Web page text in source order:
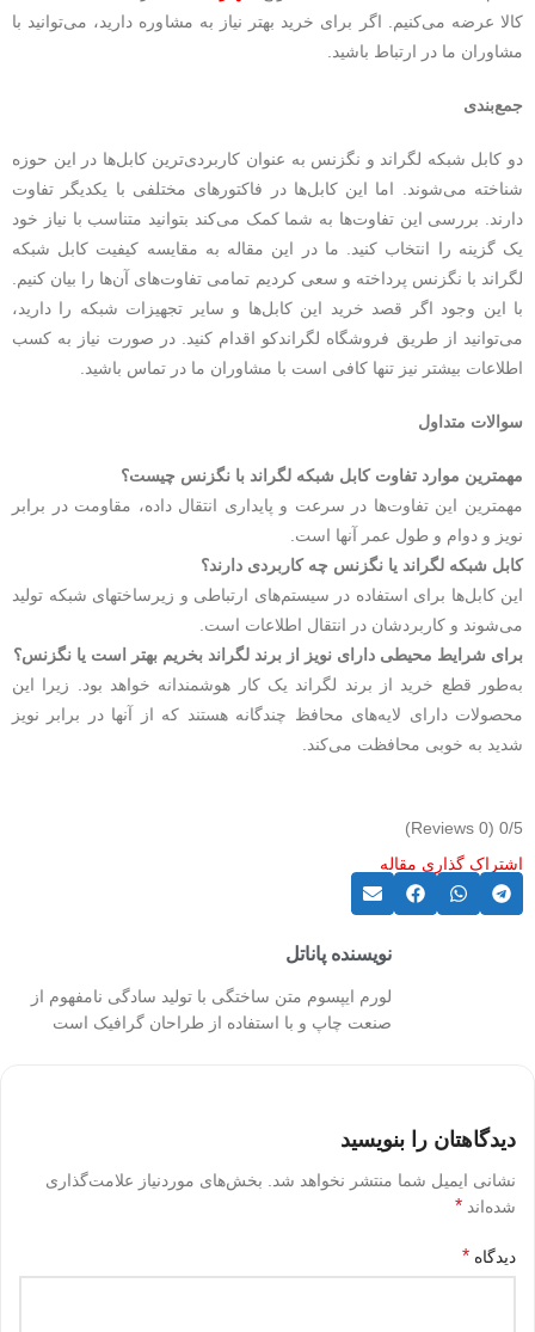
کالا عرضه می‌کنیم. اگر برای خرید بهتر نیاز به مشاوره دارید، می‌توانید با
مشاوران ما در ارتباط باشید.
جمع‌بندی
دو کابل شبکه لگراند و نگزنس به عنوان کاربردی‌ترین کابل‌ها در این حوزه
شناخته می‌شوند. اما این کابل‌ها در فاکتورهای مختلفی با یکدیگر تفاوت
دارند. بررسی این تفاوت‌ها به شما کمک می‌کند بتوانید متناسب با نیاز خود
یک گزینه را انتخاب کنید. ما در این مقاله به مقایسه کیفیت کابل شبکه
لگراند با نگزنس پرداخته و سعی کردیم تمامی تفاوت‌های آن‌ها را بیان کنیم.
با این وجود اگر قصد خرید این کابل‌ها و سایر تجهیزات شبکه را دارید،
می‌توانید از طریق فروشگاه لگراندکو اقدام کنید. در صورت نیاز به کسب
اطلاعات بیشتر نیز تنها کافی است با مشاوران ما در تماس باشید.
سوالات متداول
مهمترین موارد تفاوت کابل شبکه لگراند با نگزنس چیست؟
مهمترین این تفاوت‌ها در سرعت و پایداری انتقال داده، مقاومت در برابر
نویز و دوام و طول عمر آنها است.
کابل شبکه لگراند یا نگزنس چه کاربردی دارند؟
این کابل‌ها برای استفاده در سیستم‌های ارتباطی و زیرساخت‎های شبکه تولید
می‌شوند و کاربردشان در انتقال اطلاعات است.
برای شرایط محیطی دارای نویز از برند لگراند بخریم بهتر است یا نگزنس؟
به‌طور قطع خرید از برند لگراند یک کار هوشمندانه خواهد بود. زیرا این
محصولات دارای لایه‌های محافظ چندگانه هستند که از آنها در برابر نویز
شدید به خوبی محافظت می‌کند.
0/5
(0 Reviews)
اشتراک گذاری مقاله
نویسنده پاناتل
لورم ایپسوم متن ساختگی با تولید سادگی نامفهوم از
صنعت چاپ و با استفاده از طراحان گرافیک است
دیدگاهتان را بنویسید
نشانی ایمیل شما منتشر نخواهد شد.
بخش‌های موردنیاز علامت‌گذاری
شده‌اند *
دیدگاه *